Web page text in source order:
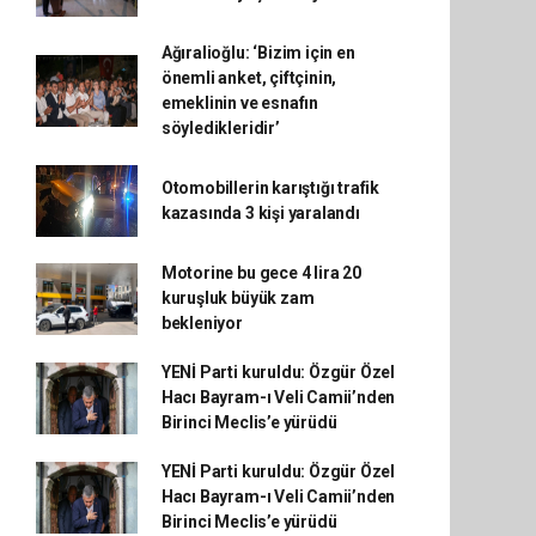
Ağıralioğlu: ‘Bizim için en
önemli anket, çiftçinin,
emeklinin ve esnafın
söyledikleridir’
Otomobillerin karıştığı trafik
kazasında 3 kişi yaralandı
Motorine bu gece 4 lira 20
kuruşluk büyük zam
bekleniyor
YENİ Parti kuruldu: Özgür Özel
Hacı Bayram-ı Veli Camii’nden
Birinci Meclis’e yürüdü
YENİ Parti kuruldu: Özgür Özel
Hacı Bayram-ı Veli Camii’nden
Birinci Meclis’e yürüdü